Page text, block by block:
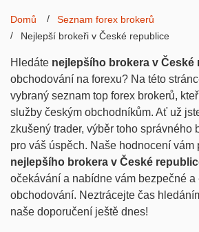
Domů
Seznam forex brokerů
Nejlepší brokeři v České republice
Hledáte nejlepšího brokera v České
obchodování na forexu? Na této
vybraný seznam top forex brokerů,
služby českým obchodníkům. Ať už
zkušený trader, výběr toho správného
pro váš úspěch. Naše hodnocení vám
nejlepšího brokera v České
očekávání a nabídne vám bezpečné a
obchodování. Neztrácejte čas
naše doporučení ještě dnes!